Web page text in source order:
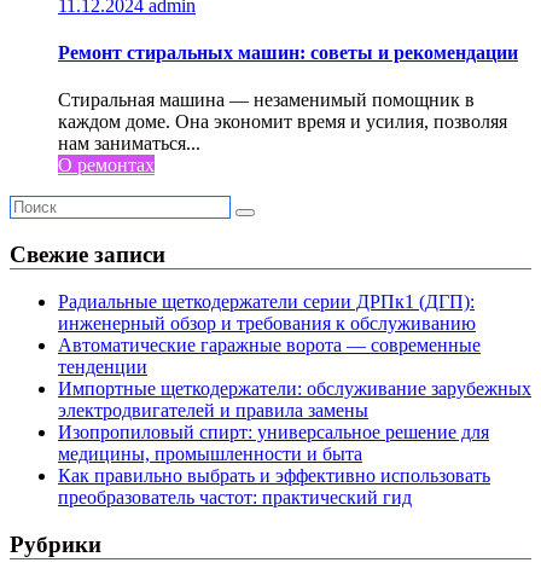
11.12.2024 admin
Ремонт стиральных машин: советы и рекомендации
Стиральная машина — незаменимый помощник в
каждом доме. Она экономит время и усилия, позволяя
нам заниматься...
О ремонтах
Свежие записи
Радиальные щеткодержатели серии ДРПк1 (ДГП):
инженерный обзор и требования к обслуживанию
Автоматические гаражные ворота — современные
тенденции
Импортные щеткодержатели: обслуживание зарубежных
электродвигателей и правила замены
Изопропиловый спирт: универсальное решение для
медицины, промышленности и быта
Как правильно выбрать и эффективно использовать
преобразователь частот: практический гид
Рубрики